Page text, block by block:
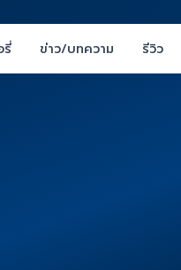
รี่
ข่าว/บทความ รีวิว